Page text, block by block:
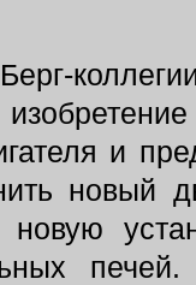
и
новый
новую